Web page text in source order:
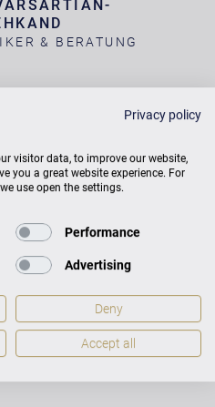
& BERATUNG
Wien
343 16 84
- 18:30 Uhr
- 16:00 Uhr
nach Absprache
Privacy policy
visitor data, to improve our website,
you a great website experience. For
use open the settings.
Performance
Advertising
Deny
Accept all